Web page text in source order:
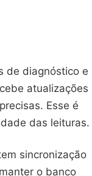
de diagnóstico e
atualizações
Esse é
das leituras.
sincronização
o banco